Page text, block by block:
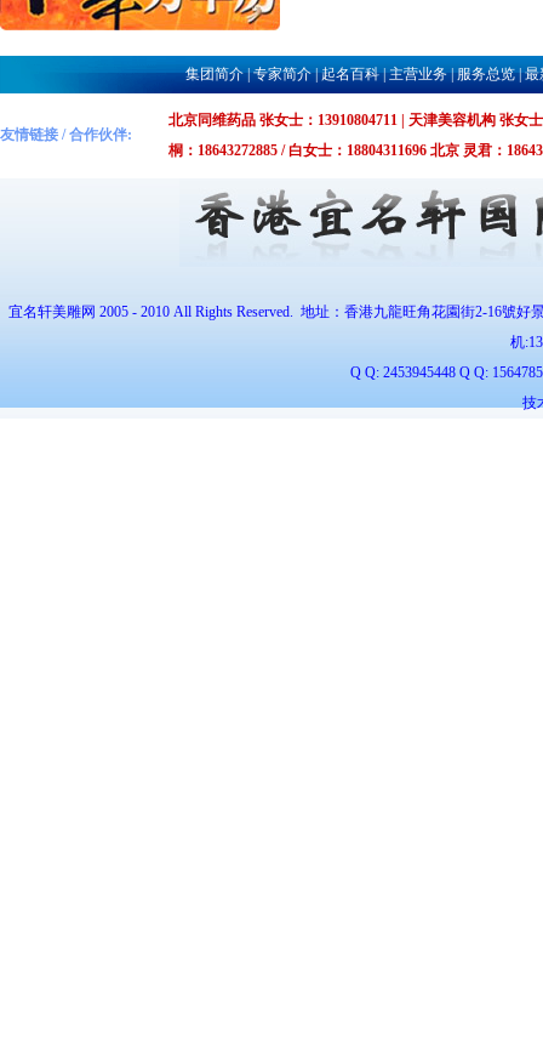
集团简介|专家简介|起名百科|主营业务|服务总览|最
友情链接 / 合作伙伴:
北京同维药品 张女士：13910804711 | 天津美容机构 张女
桐：18643272885 / 白女士：18804311696 北京 灵君：
宜名轩美雕网 2005 - 2010 All Rights Reserved. 地址：香港九龍旺角花園街2-16號好
机:
Q Q: 2453945448 Q Q:
技